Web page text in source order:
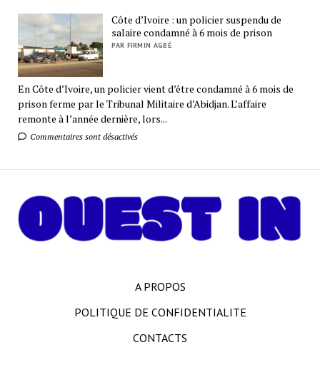
Côte d’Ivoire : un policier suspendu de
salaire condamné à 6 mois de prison
PAR FIRMIN AGBÉ
En Côte d’Ivoire, un policier vient d’être condamné à 6 mois de
prison ferme par le Tribunal Militaire d’Abidjan. L’affaire
remonte à l’année dernière, lors...
Commentaires sont désactivés
A PROPOS
POLITIQUE DE CONFIDENTIALITE
CONTACTS